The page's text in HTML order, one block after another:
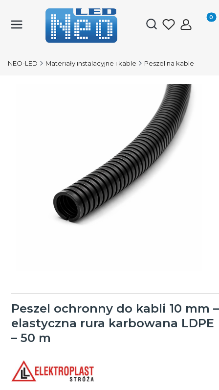
Otwórz
NEO-LED Materiały instalacyjne i kable Peszel na kable
Peszel ochronny do kabli 10 mm –
elastyczna rura karbowana LDPE
– 50 m